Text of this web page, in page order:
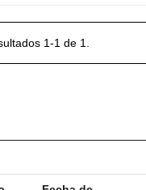
1-1 de 1.